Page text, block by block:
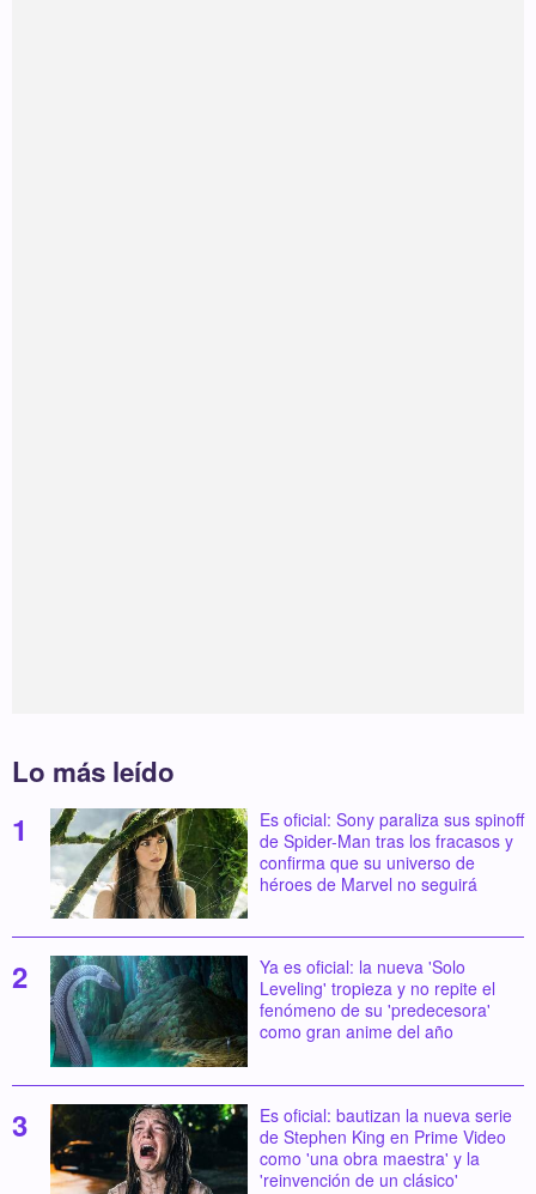
Lo más leído
Es oficial: Sony paraliza sus spinoff
de Spider-Man tras los fracasos y
confirma que su universo de
héroes de Marvel no seguirá
Ya es oficial: la nueva 'Solo
Leveling' tropieza y no repite el
fenómeno de su 'predecesora'
como gran anime del año
Es oficial: bautizan la nueva serie
de Stephen King en Prime Video
como 'una obra maestra' y la
'reinvención de un clásico'